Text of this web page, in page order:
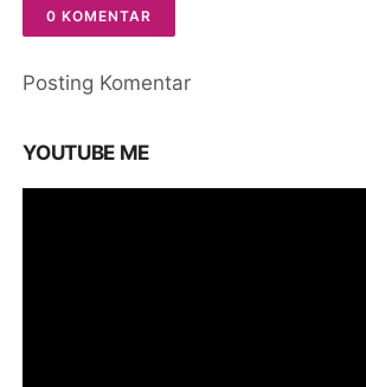
0 KOMENTAR
Posting Komentar
YOUTUBE ME